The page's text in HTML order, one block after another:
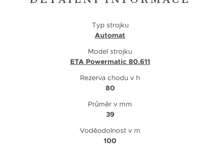
Typ strojku
Automat
Model strojku
ETA Powermatic 80.611
Rezerva chodu v h
80
Průměr v mm
39
Voděodolnost v m
100